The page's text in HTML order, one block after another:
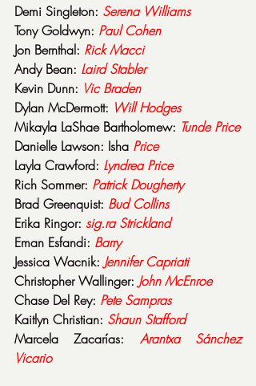
Demi Singleton: Serena Williams
Tony Goldwyn: Paul Cohen
Jon Bernthal: Rick Macci
Andy Bean: Laird Stabler
Kevin Dunn: Vic Braden
Dylan McDermott: Will Hodges
Mikayla LaShae Bartholomew: Tunde Price
Danielle Lawson: Isha Price
Layla Crawford: Lyndrea Price
Rich Sommer: Patrick Dougherty
Brad Greenquist: Bud Collins
Erika Ringor: sig.ra Strickland
Eman Esfandi: Barry
Jessica Wacnik: Jennifer Capriati
Christopher Wallinger: John McEnroe
Chase Del Rey: Pete Sampras
Kaitlyn Christian: Shaun Stafford
Marcela Zacarías: Arantxa Sánchez
Vicario